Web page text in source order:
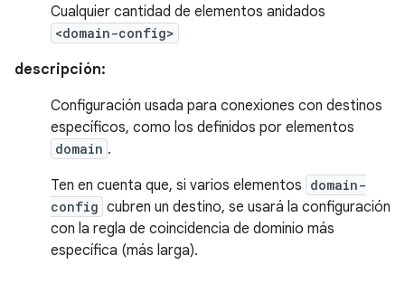
Cualquier cantidad de elementos anidados
<domain-config>
descripción:
Configuración usada para conexiones con destinos
específicos, como los definidos por elementos
domain .
Ten en cuenta que, si varios elementos domain-
config cubren un destino, se usará la configuración
con la regla de coincidencia de dominio más
específica (más larga).